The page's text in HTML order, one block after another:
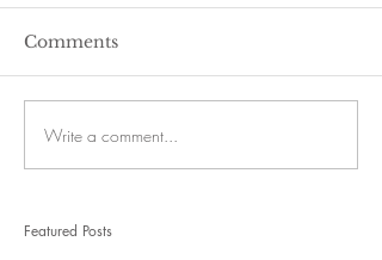
Comments
Write a comment...
Featured Posts